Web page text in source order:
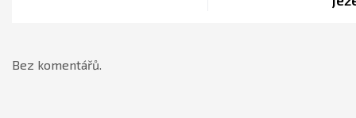
Bez komentářů.